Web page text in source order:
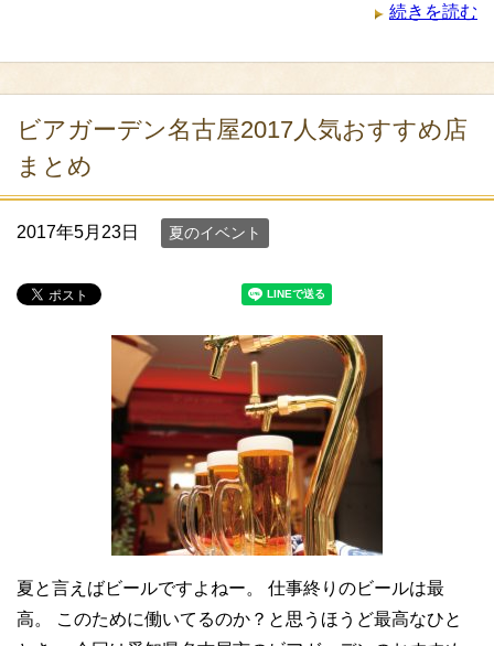
続きを読む
ビアガーデン名古屋2017人気おすすめ店
まとめ
2017年5月23日 夏のイベント
夏と言えばビールですよねー。 仕事終りのビールは最
高。 このために働いてるのか？と思うほうど最高なひと